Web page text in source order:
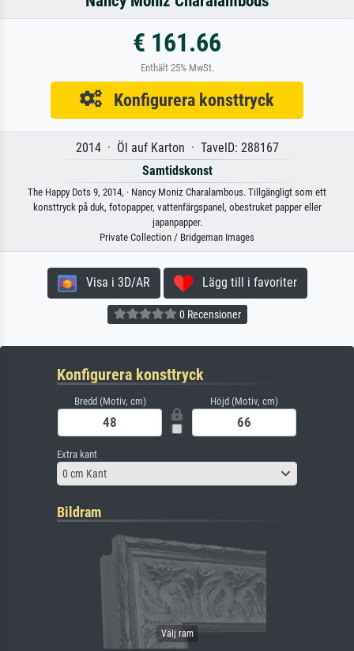
€ 161.66
Enthält 25% MwSt.
Konfigurera konsttryck
2014 · Öl auf Karton · TavelD: 288167
Samtidskonst
The Happy Dots 9, 2014, · Nancy Moniz Charalambous. Tillgängligt som ett
konsttryck på duk, fotopapper, vattenfärgspanel, obestruket papper eller
japanpapper.
Private Collection / Bridgeman Images
Visa i 3D/AR Lägg till i favoriter
0 Recensioner
Konfigurera konsttryck
Bredd (Motiv, cm) Höjd (Motiv, cm)
Extra kant
0 cm Kant
Bildram